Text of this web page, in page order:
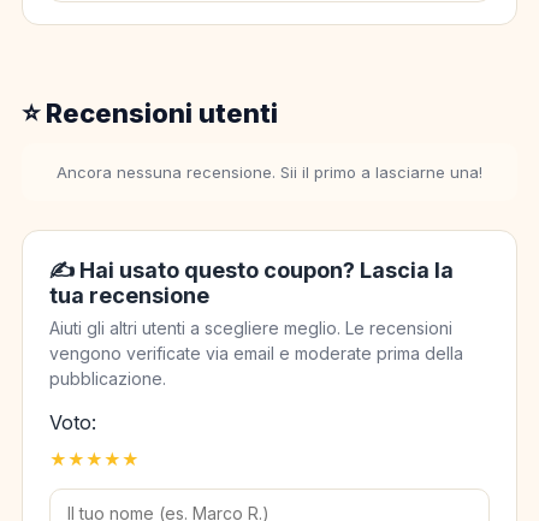
⭐ Recensioni utenti
Ancora nessuna recensione. Sii il primo a lasciarne una!
✍️ Hai usato questo coupon? Lascia la
tua recensione
Aiuti gli altri utenti a scegliere meglio. Le recensioni
vengono verificate via email e moderate prima della
pubblicazione.
Voto:
★
★
★
★
★